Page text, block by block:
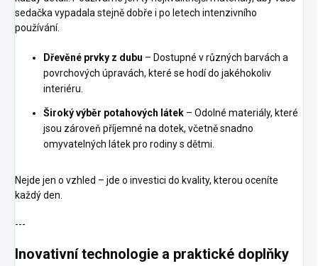
sedačka vypadala stejně dobře i po letech intenzivního
používání.
Dřevěné prvky z dubu – Dostupné v různých barvách a
povrchových úpravách, které se hodí do jakéhokoliv
interiéru.
Široký výběr potahových látek – Odolné materiály, které
jsou zároveň příjemné na dotek, včetně snadno
omyvatelných látek pro rodiny s dětmi.
Nejde jen o vzhled – jde o investici do kvality, kterou oceníte
každý den.
---
Inovativní technologie a praktické doplňky